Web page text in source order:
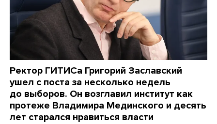
Ректор ГИТИСа Григорий Заславский
ушел с поста за несколько недель
до выборов. Он возглавил институт как
протеже Владимира Мединского и десять
лет старался нравиться власти